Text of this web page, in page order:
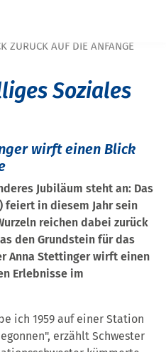
ZURÜCK AUF DIE ANFÄNGE
Soziales
wirft einen Blick
Jubiläum steht an: Das
feiert in diesem Jahr sein
reichen dabei zurück
den Grundstein für das
Anna Stettinger wirft einen
Erlebnisse im
ich 1959 auf einer Station
erzählt Schwester